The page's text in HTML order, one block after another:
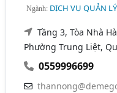
Ngành: DỊCH VỤ QUẢN
Tầng 3, Tòa Nhà
Phường Trung Liệt,
0559996699